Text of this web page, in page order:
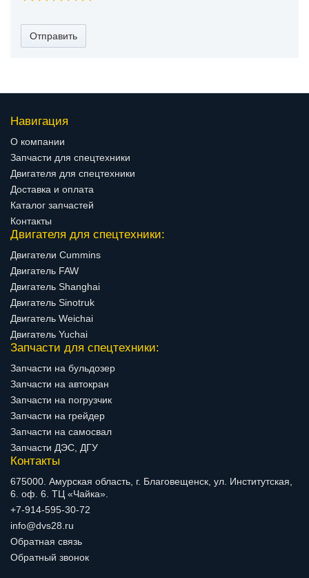
Отправить
Навигация
О компании
Запчасти для спецтехники
Двигателя для спецтехники
Доставка и оплата
Каталог запчастей
Контакты
Двигателя для спецтехники:
Двигатели Cummins
Двигатель FAW
Двигатель Shanghai
Двигатель Sinotruk
Двигатель Weichai
Двигатель Yuchai
Запчасти для спецтехники:
Запчасти на бульдозер
Запчасти на автокран
Запчасти на погрузчик
Запчасти на грейдер
Запчасти на самосвал
Запчасти ДЭС, ДГУ
Контакты
675000. Амурская область, г. Благовещенск, ул. Институтская,
6. оф. 6. ТЦ «Чайка».
+7-914-595-30-72
info@dvs28.ru
Обратная связь
Обратный звонок